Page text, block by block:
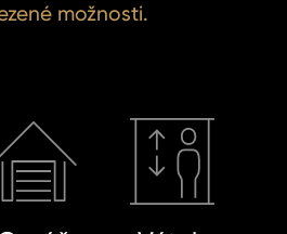
možnosti.